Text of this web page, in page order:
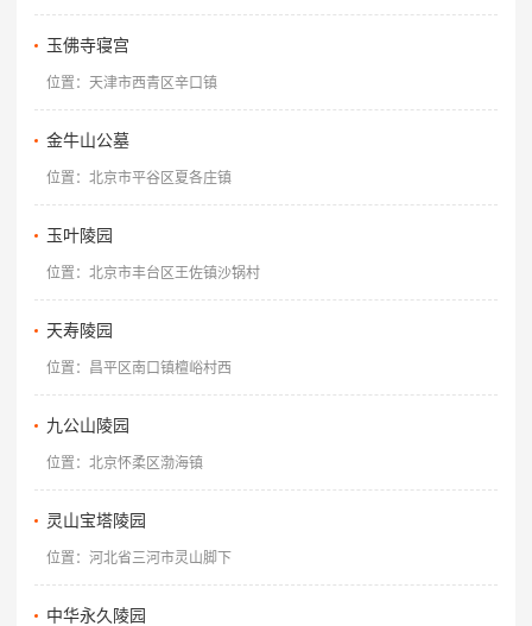
玉佛寺寝宫
位置：天津市西青区辛口镇
金牛山公墓
位置：北京市平谷区夏各庄镇
玉叶陵园
位置：北京市丰台区王佐镇沙锅村
天寿陵园
位置：昌平区南口镇檀峪村西
九公山陵园
位置：北京怀柔区渤海镇
灵山宝塔陵园
位置：河北省三河市灵山脚下
中华永久陵园